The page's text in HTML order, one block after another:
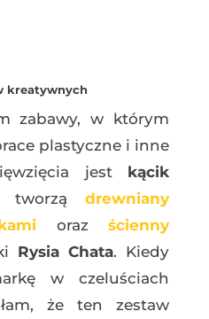
kreatywnych
zabawy, w którym
plastyczne i inne
jest kącik
tworządrewniany
orazścienny
Rysia Chata. Kiedy
w czeluściach
że ten zestaw